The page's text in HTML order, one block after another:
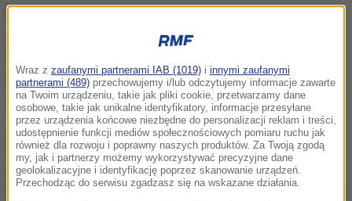
spowodowania katastrofy w ruchu lądowym.
Prokurator wnioskował o 3-miesięczny areszt
tymczasowy. Sąd nie wyraził na to zgody, a po
odwołaniu przyznał Grzegorzowi O. dozór policyjny.
Do wypadku doszło 19 maja na skrzyżowaniu ulic
Grota-Roweckiego i Kobierzyńskiej. Kierowca
uderzył w 19 samochodów stojących na czerwonym
Wraz z zaufanymi partnerami IAB (1019) i innymi zaufanymi
partnerami (489) przechowujemy i/lub odczytujemy informacje zawarte
na Twoim urządzeniu, takie jak pliki cookie, przetwarzamy dane
osobowe, takie jak unikalne identyfikatory, informacje przesyłane
przez urządzenia końcowe niezbędne do personalizacji reklam i treści,
udostępnienie funkcji mediów społecznościowych pomiaru ruchu jak
również dla rozwoju i poprawny naszych produktów. Za Twoją zgodą
my, jak i partnerzy możemy wykorzystywać precyzyjne dane
geolokalizacyjne i identyfikację poprzez skanowanie urządzeń.
Przechodząc do serwisu zgadzasz się na wskazane działania.